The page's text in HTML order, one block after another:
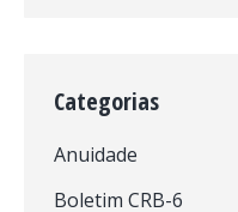
Categorias
Anuidade
Boletim CRB-6